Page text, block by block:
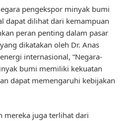
pengekspor minyak bumi
dapat dilihat dari kemampuan
peran penting dalam pasar
dikatakan oleh Dr. Anas
internasional, “Negara-
bumi memiliki kekuatan
dapat memengaruhi kebijakan
mereka juga terlihat dari